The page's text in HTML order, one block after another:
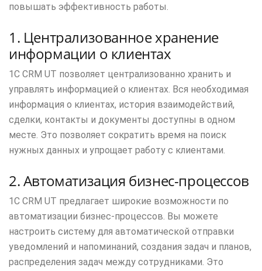
повышать эффективность работы.
1. Централизованное хранение
информации о клиентах
1С CRM UT позволяет централизованно хранить и
управлять информацией о клиентах. Вся необходимая
информация о клиентах, история взаимодействий,
сделки, контакты и документы доступны в одном
месте. Это позволяет сократить время на поиск
нужных данных и упрощает работу с клиентами.
2. Автоматизация бизнес-процессов
1С CRM UT предлагает широкие возможности по
автоматизации бизнес-процессов. Вы можете
настроить систему для автоматической отправки
уведомлений и напоминаний, создания задач и планов,
распределения задач между сотрудниками. Это